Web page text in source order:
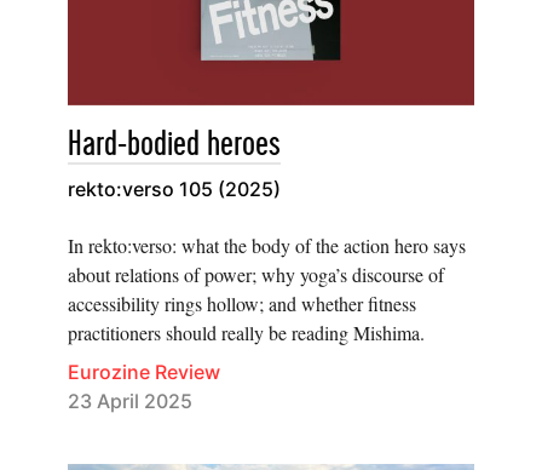
Hard-bodied heroes
rekto:verso 105 (2025)
In rekto:verso: what the body of the action hero says
about relations of power; why yoga’s discourse of
accessibility rings hollow; and whether fitness
practitioners should really be reading Mishima.
Eurozine Review
23 April 2025